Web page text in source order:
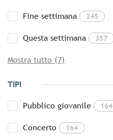
Fine settimana 245
Questa settimana 357
Mostra tutto (7)
TIPI
Pubblico giovanile 164
Concerto 164